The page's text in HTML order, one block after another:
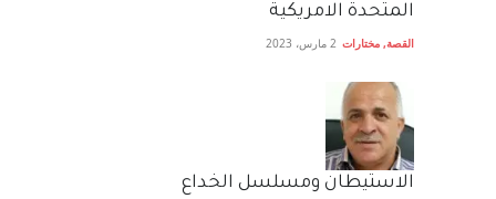
المتحدة الامريكية
القصة, مختارات 2 مارس، 2023
الاستيطان ومسلسل الخداع